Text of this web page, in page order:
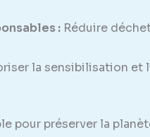
: Réduire
la sensibilisation et
pour préserver la